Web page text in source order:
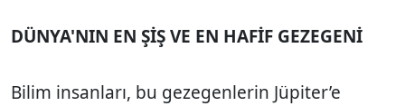
DÜNYA'NIN EN ŞİŞ VE EN HAFİF GEZEGENİ
Bilim insanları, bu gezegenlerin Jüpiter’e